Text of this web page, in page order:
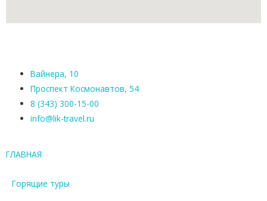
Вайнера, 10
Проспект Космонавтов, 54
8 (343) 300-15-00
info@lik-travel.ru
ГЛАВНАЯ
Горящие туры